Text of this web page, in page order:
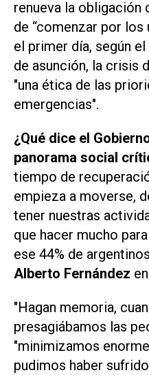
renueva la obligación
de “comenzar por
el primer día, según
de asunción, la crisis
"una ética de las
emergencias".
¿Qué dice el
panorama social
tiempo de
empieza a moverse,
tener nuestras
que hacer mucho
ese 44% de
Alberto Fernández
"Hagan memoria,
presagiábamos las
"minimizamos
pudimos haber